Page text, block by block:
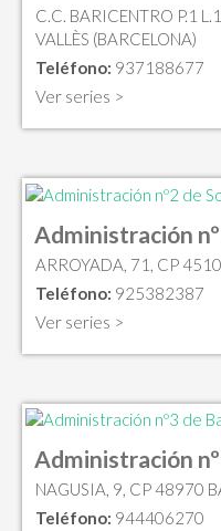
C.C. BARICENTRO P.1
VALLÈS (BARCELONA)
Teléfono: 937188677
Ver series >
Administración
ARROYADA, 71, CP
Teléfono: 925382387
Ver series >
Administración
NAGUSIA, 9, CP 48970
Teléfono: 944406270